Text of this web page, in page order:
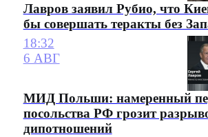
Лавров заявил Рубио, что
бы совершать теракты без
18:32
6 АВГ
МИД Польши: намеренный
посольства РФ грозит
дипотношений